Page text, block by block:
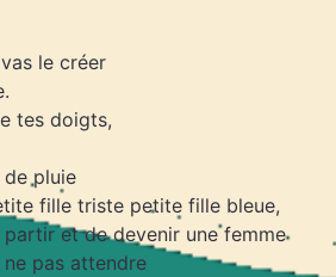
le créer
tes doigts,
pluie
fille triste petite fille bleue,
et de devenir une femme
pas attendre